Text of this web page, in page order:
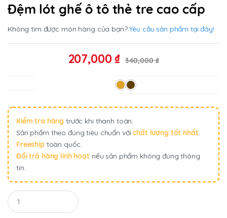
Đệm lót ghế ô tô thẻ tre cao cấp
Không tìm được món hàng của bạn?Yêu cầu sản phẩm tại đây!
207,000 ₫ 340,000₫
Kiểm tra hàng trước khi thanh toán.
Sản phẩm theo đúng tiêu chuẩn vớichất lượng tốt nhất.
Freeshiptoàn quốc.
Đổi trả hàng linh hoạt nếu sản phẩm không đúng thông
tin.
Q
u
a